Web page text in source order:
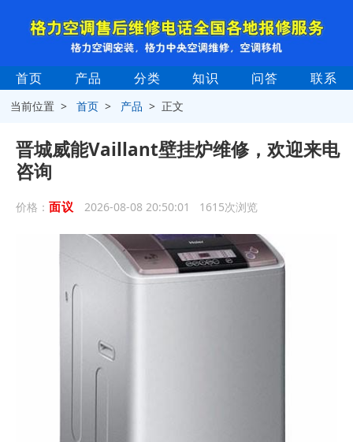
首页 产品 分类 知识 问答 联系
当前位置 >首页 > 产品 > 正文
晋城威能Vaillant壁挂炉维修，欢迎来电
咨询
价格： 面议 2026-08-08 20:50:01 1615次浏览